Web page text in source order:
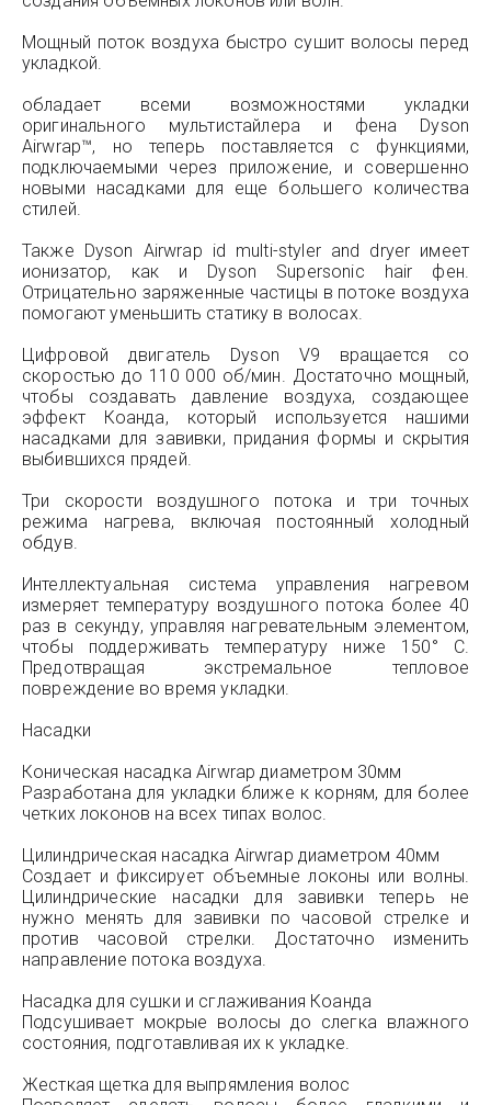
Мощный поток воздуха быстро сушит волосы перед
укладкой.
обладает всеми возможностями укладки
оригинального мультистайлера и фена Dyson
Airwrap™, но теперь поставляется с функциями,
подключаемыми через приложение, и совершенно
новыми насадками для еще большего количества
стилей.
Также Dyson Airwrap id multi-styler and dryer имеет
ионизатор, как и Dyson Supersonic hair фен.
Отрицательно заряженные частицы в потоке воздуха
помогают уменьшить статику в волосах.
Цифровой двигатель Dyson V9 вращается со
скоростью до 110 000 об/мин. Достаточно мощный,
чтобы создавать давление воздуха, создающее
эффект Коанда, который используется нашими
насадками для завивки, придания формы и скрытия
выбившихся прядей.
Три скорости воздушного потока и три точных
режима нагрева, включая постоянный холодный
обдув.
Интеллектуальная система управления нагревом
измеряет температуру воздушного потока более 40
раз в секунду, управляя нагревательным элементом,
чтобы поддерживать температуру ниже 150° С.
Предотвращая экстремальное тепловое
повреждение во время укладки.
Насадки
Коническая насадка Airwrap диаметром 30мм
Разработана для укладки ближе к корням, для более
четких локонов на всех типах волос.
Цилиндрическая насадка Airwrap диаметром 40мм
Создает и фиксирует объемные локоны или волны.
Цилиндрические насадки для завивки теперь не
нужно менять для завивки по часовой стрелке и
против часовой стрелки. Достаточно изменить
направление потока воздуха.
Насадка для сушки и сглаживания Коанда
Подсушивает мокрые волосы до слегка влажного
состояния, подготавливая их к укладке.
Жесткая щетка для выпрямления волос